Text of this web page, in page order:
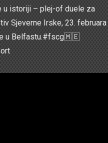
u istoriji – plej-of duele za
Sjeverne Irske, 23. februara
u Belfastu.#fscg🇲🇪